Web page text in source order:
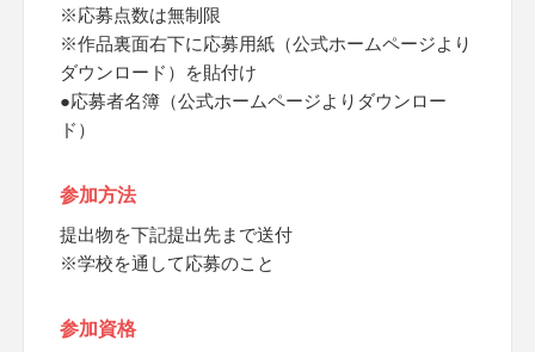
※応募点数は無制限
※作品裏面右下に応募用紙（公式ホームページより
ダウンロード）を貼付け
●応募者名簿（公式ホームページよりダウンロー
ド）
参加方法
提出物を下記提出先まで送付
※学校を通して応募のこと
参加資格